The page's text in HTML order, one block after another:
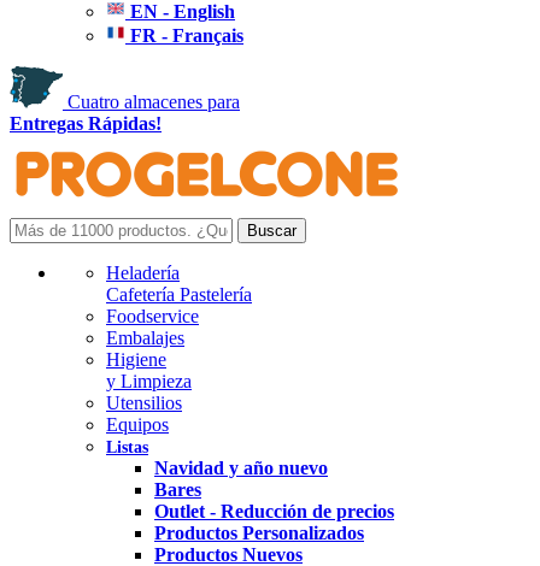
EN - English
FR - Français
Cuatro almacenes para
Entregas Rápidas!
Heladería
Cafetería Pastelería
Foodservice
Embalajes
Higiene
y Limpieza
Utensilios
Equipos
Listas
Navidad y año nuevo
Bares
Outlet - Reducción de precios
Productos Personalizados
Productos Nuevos